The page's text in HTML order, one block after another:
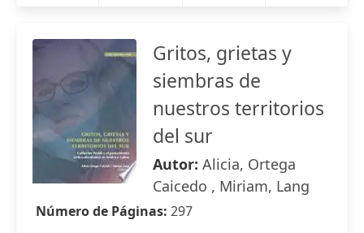
Gritos, grietas y
siembras de
nuestros territorios
del sur
Autor: Alicia, Ortega
Caicedo , Miriam, Lang
Número de Páginas: 297